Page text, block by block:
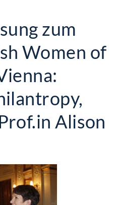
zum
Women of
Alison